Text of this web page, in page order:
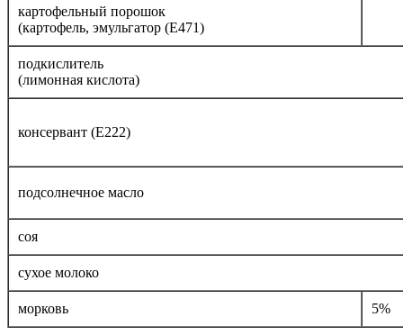
картофельный порошок
(картофель, эмульгатор (E471)
подкислитель
(лимонная кислота)
консервант (E222)
подсолнечное масло
соя
сухое молоко
морковь 5%